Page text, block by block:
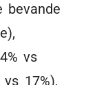
bevande
vs
17%),